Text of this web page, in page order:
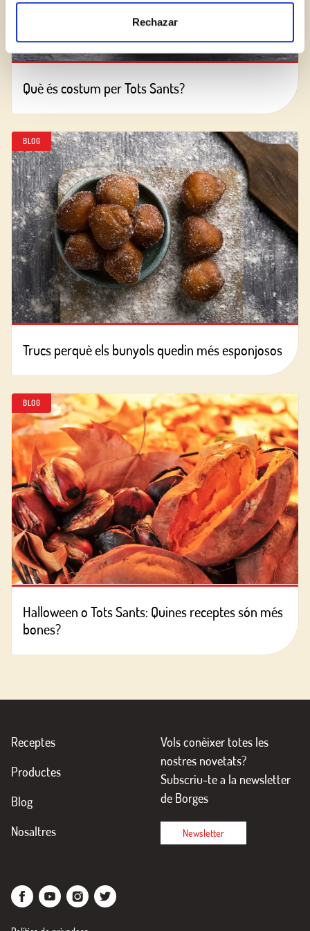
Rechazar
Què és costum per Tots Sants?
BLOG
Trucs perquè els bunyols quedin més esponjosos
BLOG
Halloween o Tots Sants: Quines receptes són més
bones?
Receptes
Productes
Blog
Nosaltres
Vols conèixer totes les
nostres novetats?
Subscriu-te a la newsletter
de Borges
Newsletter